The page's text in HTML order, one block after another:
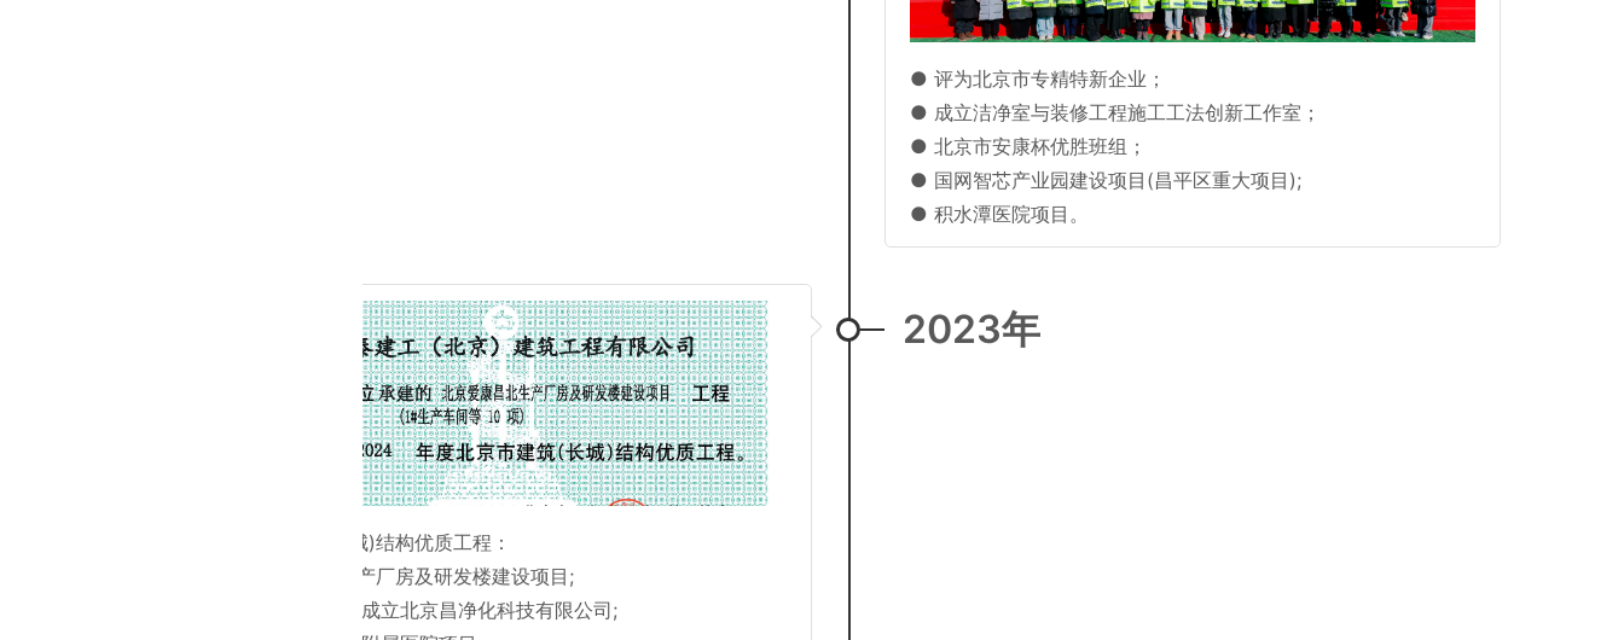
● 评为北京市专精特新企业；
● 成立洁净室与装修工程施工工法创新工作室；
● 北京市安康杯优胜班组；
● 国网智芯产业园建设项目(昌平区重大项目);
● 积水潭医院项目。
● 北京建筑(长城)结构优质工程：
北京爱康昌北生产厂房及研发楼建设项目;
● 与昌发展股份成立北京昌净化科技有限公司;
2023年